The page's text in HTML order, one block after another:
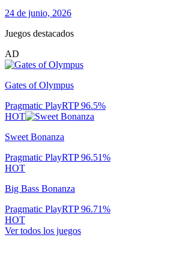
24 de junio, 2026
Juegos destacados
AD
Gates of Olympus
Pragmatic PlayRTP96.5%
HOT
Sweet Bonanza
Pragmatic PlayRTP96.51%
HOT
Big Bass Bonanza
Pragmatic PlayRTP96.71%
HOT
Ver todos los juegos